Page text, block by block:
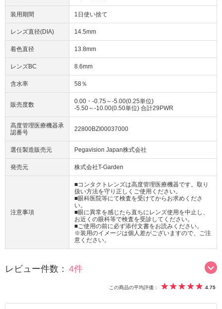
装用期間 1日使い捨て
レンズ直径(DIA) 14.5mm
着色直径 13.8mm
レンズBC 8.6mm
含水率 58％
販売度数
0.00・-0.75～-5.00(0.25単位)
-5.50～-10.00(0.50単位) 合計29PWR
高度管理医療機器承
認番号
22800BZI00037000
選任製造販売元 Pegavision Japan株式会社
発売元 株式会社T-Garden
注意事項
■コンタクトレンズは高度管理医療機器です。取り
扱い方法を守り正しくご使用ください。
■眼科医院等にて検査を受けてからお求めくださ
い。
■眼に異常を感じたら直ちにレンズ使用を中止し、
お近くの眼科等で検査を受診してください。
■ご使用の前に必ず添付文書をお読みください。
※装用のイメージは個人差がございますので、ご注
意ください。
レビュー件数： 4件
この商品の平均評価： 4.75